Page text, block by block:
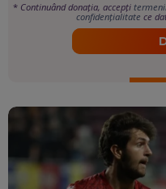
* Continuând donația, accepți
confidențialitate ce